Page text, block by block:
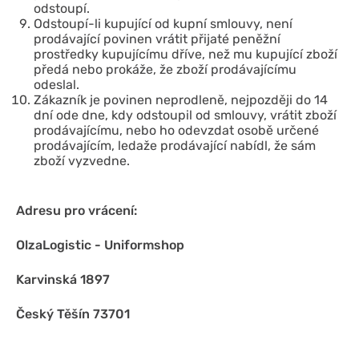
odstoupí.
Odstoupí-li kupující od kupní smlouvy, není
prodávající povinen vrátit přijaté peněžní
prostředky kupujícímu dříve, než mu kupující zboží
předá nebo prokáže, že zboží prodávajícímu
odeslal.
Zákazník je povinen neprodleně, nejpozději do 14
dní ode dne, kdy odstoupil od smlouvy, vrátit zboží
prodávajícímu, nebo ho odevzdat osobě určené
prodávajícím, ledaže prodávající nabídl, že sám
zboží vyzvedne.
Adresu pro vrácení:
OlzaLogistic - Uniformshop
Karvinská 1897
Český Těšín 73701